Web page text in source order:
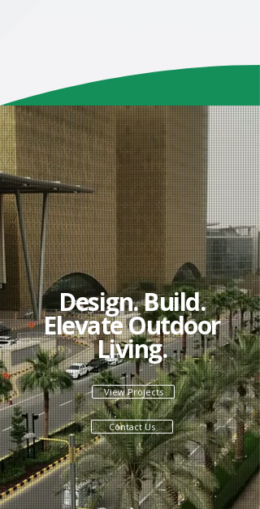
Design. Build.
Elevate Outdoor
Living.
View Projects
Contact Us